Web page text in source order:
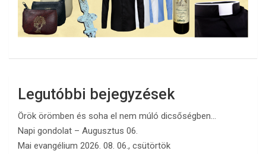
Legutóbbi bejegyzések
Örök örömben és soha el nem múló dicsőségben…
Napi gondolat – Augusztus 06.
Mai evangélium 2026. 08. 06., csütörtök